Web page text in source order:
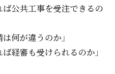
ば公共工事を受注できるの
何が違うのか」
経審も受けられるのか」